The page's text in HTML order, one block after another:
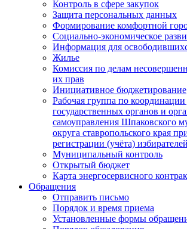
Контроль в сфере закупок
Защита персональных данных
Формирование комфортной
Социально-экономическое
Информация для
Жилье
Комиссия по делам
их прав
Инициативное бюджетирование
Рабочая группа по координации
государственных органов и
самоуправления Шпаковского
округа ставропольского края
регистрации (учёта) избирателей
Муниципальный контроль
Открытый бюджет
Карта энергосервисного
Обращения
Отправить письмо
Порядок и время приема
Установленные формы